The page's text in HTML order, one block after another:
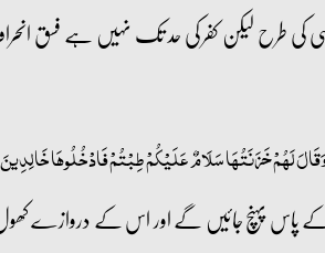
کی طرح لیکن کفر کی حد تک نہیں ہے فسق
لَهُمْ خَزَنَتُهَا سَلَامٌ عَلَيْكُمْ طِبْتُمْ فَادْخُلُوهَا خَالِدِينَ
پاس پہنچ جائیں گے اور اس کے دروازے